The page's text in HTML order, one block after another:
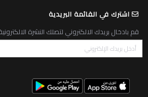
اشترك في القائمة البريدية
قم بادخال بريدك الالكتروني لتصلك النشرة